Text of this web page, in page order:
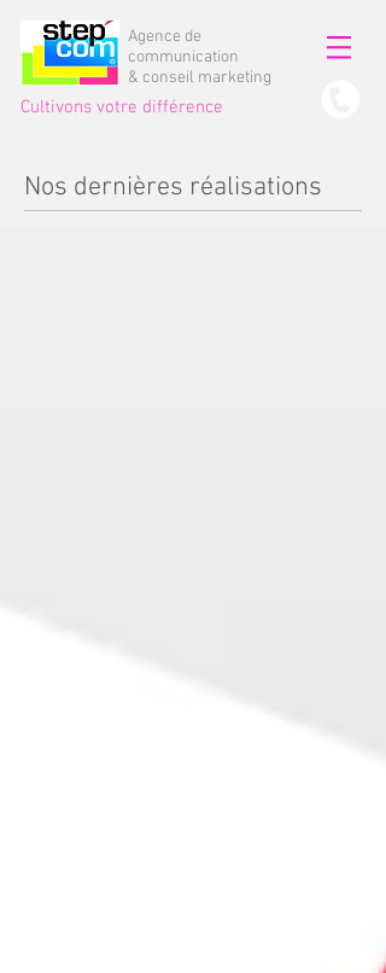
Agence de
communication
& conseil marketing
Cultivons votre différence
Nos dernières réalisations